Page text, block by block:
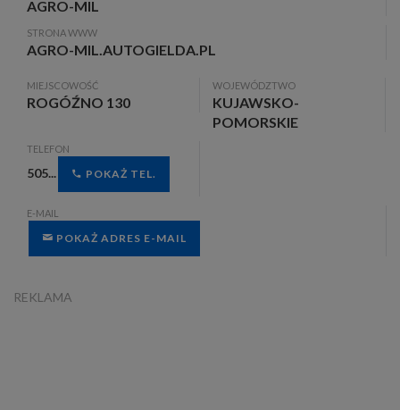
AGRO-MIL
STRONA WWW
AGRO-MIL.AUTOGIELDA.PL
MIEJSCOWOŚĆ
ROGÓŹNO 130
WOJEWÓDZTWO
KUJAWSKO-
POMORSKIE
TELEFON
505... POKAŻ TEL.
E-MAIL
POKAŻ ADRES E-MAIL
REKLAMA